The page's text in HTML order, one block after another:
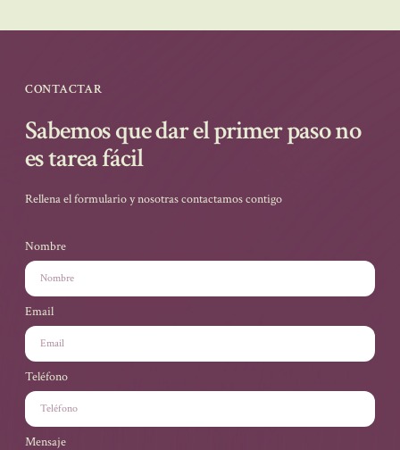
100% Recomendado
CONTACTAR
Sabemos que dar el primer paso no
es tarea fácil
Rellena el formulario y nosotras contactamos contigo
Nombre
Email
Teléfono
Mensaje